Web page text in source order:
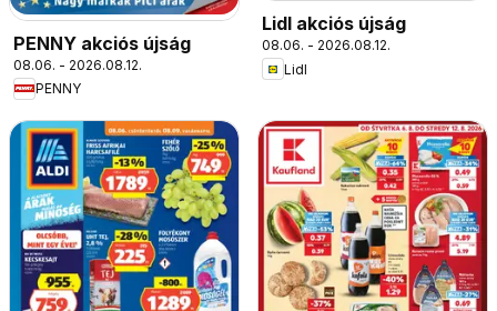
PENNY akciós újság
08.06. - 2026.08.12.
PENNY
Lidl akciós újság
08.06. - 2026.08.12.
Lidl